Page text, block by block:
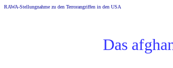
RAWA-Stellungnahme zu den Terrorangriffen in den USA
Das